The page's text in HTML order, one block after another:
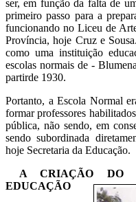
ser, em função da falta de
primeiro passo para a
funcionando no Liceu de
Província, hoje Cruz e
como uma instituição
escolas normais de -
partirde 1930.
Portanto, a Escola Normal
formar professores
pública, não sendo, em
sendo subordinada
hoje Secretaria da Educação.
A CRIAÇÃO DO
EDUCAÇÃO